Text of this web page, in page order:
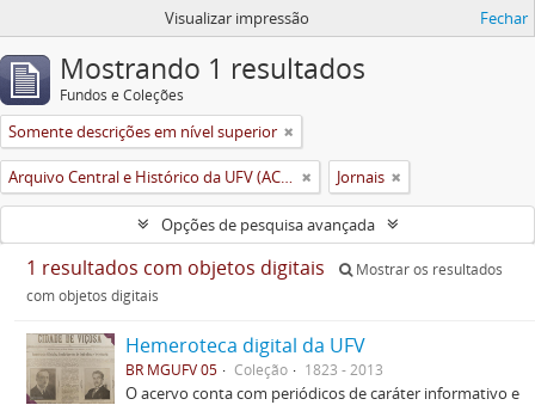
Visualizar impressão Fechar
Mostrando 1 resultados
Fundos e Coleções
Somente descrições em nível superior
Arquivo Central e Histórico da UFV (ACH-UFV) Jornais
Opções de pesquisa avançada
1 resultados com objetos digitais
Mostrar os resultados
com objetos digitais
Hemeroteca digital da UFV
BR MGUFV 05 Coleção 1823 - 2013
O acervo conta com periódicos de caráter informativo e